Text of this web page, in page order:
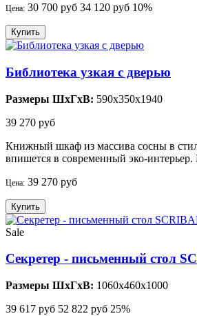
Цена: 30 700 руб 34 120 руб 10%
Купить
Библиотека узкая с дверью
Размеры ШхГхВ: 590x350x1940
39 270 руб
Книжный шкаф из массива сосны в
впишется в современный эко-
Цена: 39 270 руб
Купить
Sale
Секретер - письменный стол
Размеры ШхГхВ: 1060x460x1000
39 617 руб 52 822 руб 25%